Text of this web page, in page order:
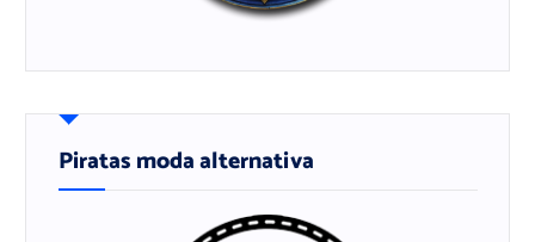
Piratas moda alternativa